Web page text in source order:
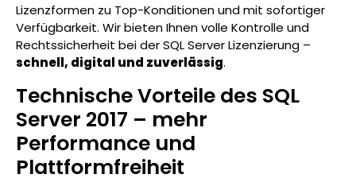
Lizenzformen zu Top-Konditionen und mit sofortiger
Verfügbarkeit. Wir bieten Ihnen volle Kontrolle und
Rechtssicherheit bei der SQL Server Lizenzierung –
schnell, digital und zuverlässig.
Technische Vorteile des SQL
Server 2017 – mehr
Performance und
Plattformfreiheit